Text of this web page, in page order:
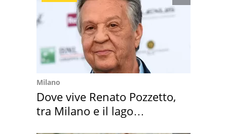
Milano
Dove vive Renato Pozzetto,
tra Milano e il lago